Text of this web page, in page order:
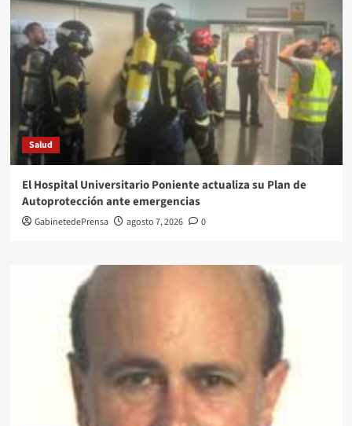
Salud
El Hospital Universitario Poniente actualiza su Plan de
Autoprotección ante emergencias
GabinetedePrensa agosto 7, 2026 0